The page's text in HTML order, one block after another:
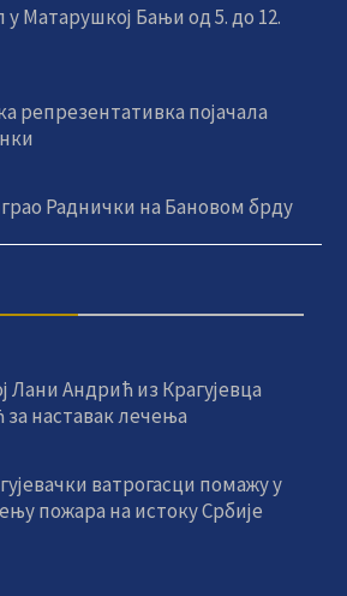
Матарушкој Бањи од 5. до 12.
репрезентативка појачала
Раднички на Бановом брду
Лани Андрић из Крагујевца
наставак лечења
ватрогасци помажу у
пожара на истоку Србије